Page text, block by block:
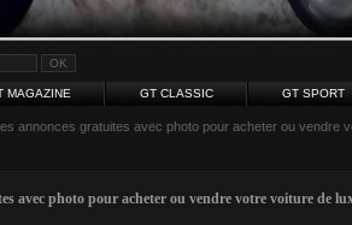
MAGAZINE GT CLASSIC GT SPORT
annonces gratuites avec photo pour acheter ou vendre
avec photo pour acheter ou vendre votre voiture de